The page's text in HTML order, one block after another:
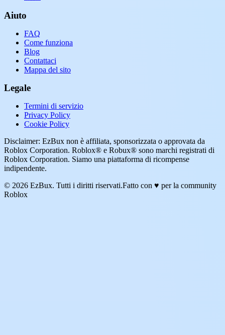
Aiuto
FAQ
Come funziona
Blog
Contattaci
Mappa del sito
Legale
Termini di servizio
Privacy Policy
Cookie Policy
Disclaimer: EzBux non è affiliata, sponsorizzata o approvata da
Roblox Corporation. Roblox® e Robux® sono marchi registrati di
Roblox Corporation. Siamo una piattaforma di ricompense
indipendente.
© 2026 EzBux. Tutti i diritti riservati.Fatto con ♥ per la community
Roblox